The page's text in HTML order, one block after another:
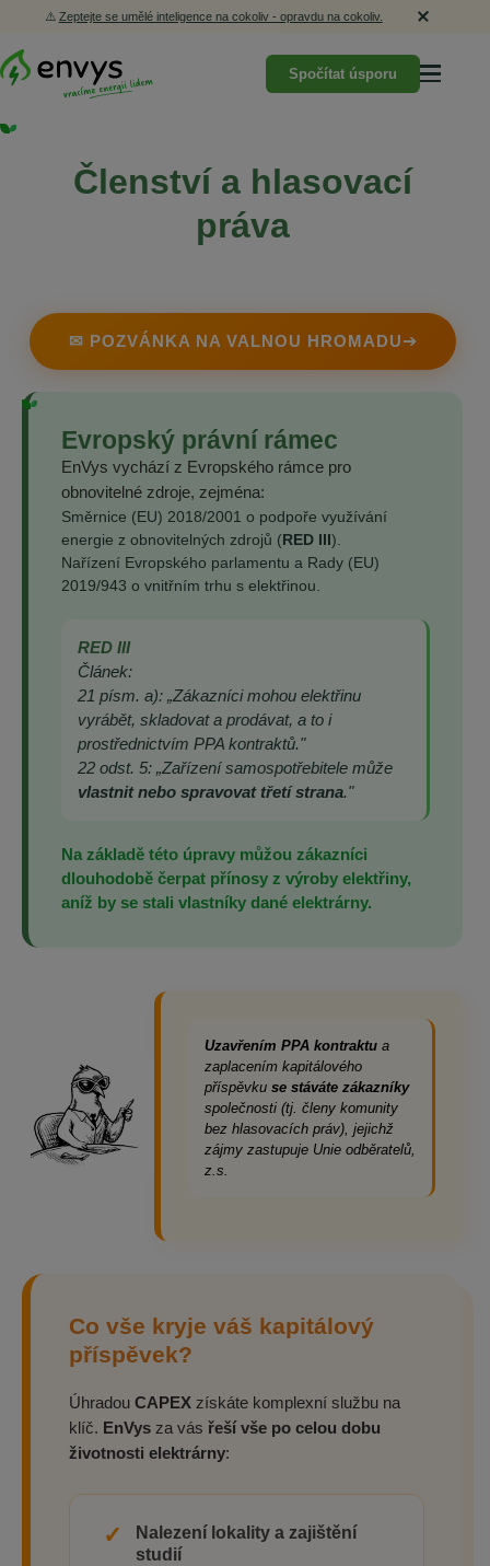
⚠️ Zeptejte se umělé inteligence na cokoliv - opravdu na cokoliv.
Spočítat úsporu
Členství a hlasovací
práva
✉ POZVÁNKA NA VALNOU HROMADU➔
Evropský právní rámec
EnVys vychází z Evropského rámce pro
obnovitelné zdroje, zejména:
Směrnice (EU) 2018/2001 o podpoře využívání
energie z obnovitelných zdrojů (RED III).
Nařízení Evropského parlamentu a Rady (EU)
2019/943 o vnitřním trhu s elektřinou.
RED III
Článek:
21 písm. a): „Zákazníci mohou elektřinu
vyrábět, skladovat a prodávat, a to i
prostřednictvím PPA kontraktů."
22 odst. 5: „Zařízení samospotřebitele může
vlastnit nebo spravovat třetí strana."
Na základě této úpravy můžou zákazníci
dlouhodobě čerpat přínosy z výroby elektřiny,
aníž by se stali vlastníky dané elektrárny.
Uzavřením PPA kontraktu a
zaplacením kapitálového
příspěvkuse stáváte zákazníky
společnosti (tj. členy komunity
bez hlasovacích práv), jejichž
zájmy zastupuje Unie odběratelů,
z.s.
Co vše kryje váš kapitálový
příspěvek?
Úhradou CAPEX získáte komplexní službu na
klíč. EnVys za vás řeší vše po celou dobu
životnosti elektrárny:
✓
Nalezení lokality a zajištění
studií